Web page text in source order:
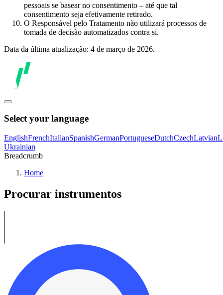
pessoais se basear no consentimento – até que tal
consentimento seja efetivamente retirado.
O Responsável pelo Tratamento não utilizará processos de
tomada de decisão automatizados contra si.
Data da última atualização: 4 de março de 2026.
Select your language
EnglishFrenchItalianSpanishGermanPortugueseDutchCzechLatvian
Ukrainian
Breadcrumb
Home
Procurar instrumentos